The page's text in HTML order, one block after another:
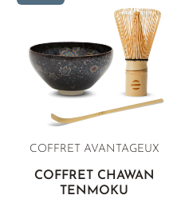
COFFRET AVANTAGEUX
COFFRET CHAWAN
TENMOKU